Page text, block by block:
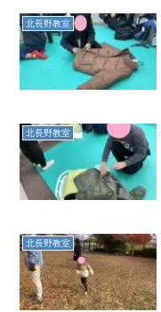
北長野教室
北長野教室
北長野教室